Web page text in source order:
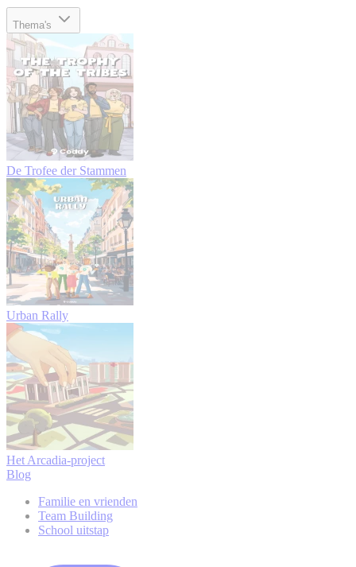
Thema's
De Trofee der Stammen
Urban Rally
Het Arcadia-project
Blog
Familie en vrienden
Team Building
School uitstap